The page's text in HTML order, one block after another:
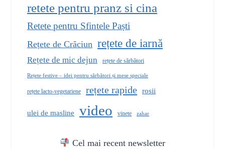
retete pentru pranz si cina
Retete pentru Sfintele Paști
Rețete de Crăciun rețete de iarnă
Rețete de mic dejun rețete de sărbători
Rețete festive – idei pentru sărbători și mese speciale
rețete lacto-vegetariene rețete rapide rosii
ulei de masline video vinete zahar
Cel mai recent newsletter